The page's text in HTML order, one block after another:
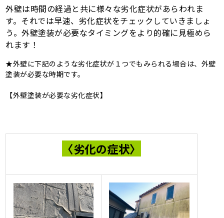
外壁は時間の経過と共に様々な劣化症状があらわれま
す。それでは早速、劣化症状をチェックしていきましょ
う。外壁塗装が必要なタイミングをより的確に見極めら
れます！
★外壁に下記のような劣化症状が１つでもみられる場合は、外壁
塗装が必要な時期です。
【外壁塗装が必要な劣化症状】
〈劣化の症状〉